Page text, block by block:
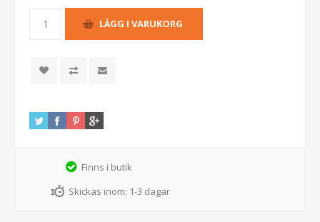
Finns i butik
Skickas inom: 1-3 dagar